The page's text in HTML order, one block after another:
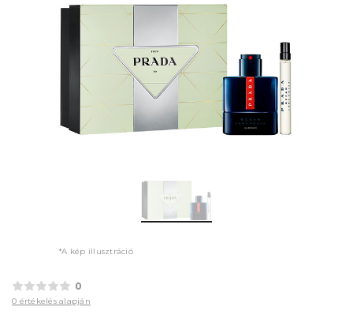
*A kép illusztráció
0
0 értékelés alapján